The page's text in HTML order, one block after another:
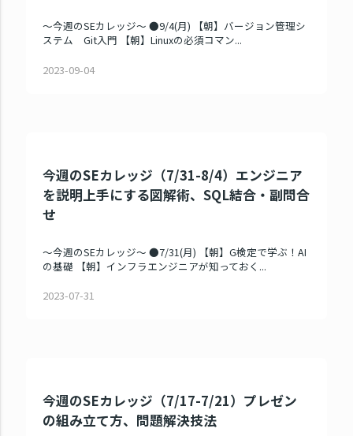
～今週のSEカレッジ～ ●9/4(月) 【朝】バージョン管理シ
ステム Git入門 【朝】Linuxの必須コマン...
2023-09-04
今週のSEカレッジ（7/31-8/4）エンジニア
を説明上手にする図解術、SQL結合・副問合
せ
～今週のSEカレッジ～ ●7/31(月) 【朝】G検定で学ぶ！AI
の基礎 【朝】インフラエンジニアが知っておく...
2023-07-31
今週のSEカレッジ（7/17-7/21）プレゼン
の組み立て方、問題解決技法